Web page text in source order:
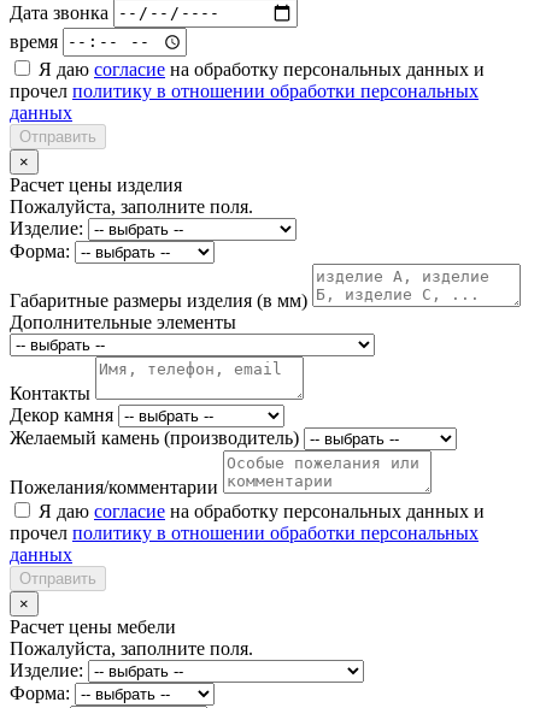
Дата звонка
время
Я даю согласие на обработку персональных данных и
прочел политику в отношении обработки персональных
данных
Отправить
×
Расчет цены изделия
Пожалуйста, заполните поля.
Изделие:
Форма:
Габаритные размеры изделия (в мм)
Дополнительные элементы
Контакты
Декор камня
Желаемый камень (производитель)
Пожелания/комментарии
Я даю согласие на обработку персональных данных и
прочел политику в отношении обработки персональных
данных
Отправить
×
Расчет цены мебели
Пожалуйста, заполните поля.
Изделие:
Форма: